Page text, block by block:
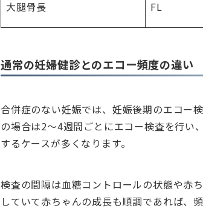
大腿骨長 FL
通常の妊婦健診とのエコー頻度の違い
合併症のない妊娠では、妊娠後期のエコー
の場合は2～4週間ごとにエコー検査を行い
するケースが多くなります。
検査の間隔は血糖コントロールの状態や赤
していて赤ちゃんの成長も順調であれば、